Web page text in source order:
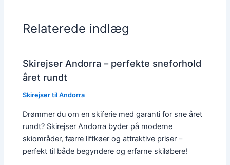
Relaterede indlæg
Skirejser Andorra – perfekte sneforhold
året rundt
Skirejser til Andorra
Drømmer du om en skiferie med garanti for sne året
rundt? Skirejser Andorra byder på moderne
skiområder, færre liftkøer og attraktive priser –
perfekt til både begyndere og erfarne skiløbere!